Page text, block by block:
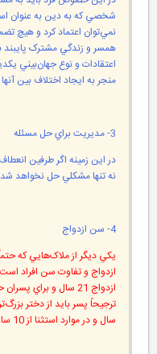
شخصي که به دين به عنوان
نمي‌توان اعتماد کرد و هيچ
همسر و زندگي مشترک پايبند
اعتقادات و نوع جهان‌بيني
منجر به ايجاد اختلاف بين آنها
در اين زمينه اگر طرفين
نه تنها مشکلي حل نخواهد شد،
يکي ديگر از ملاک‌هايي که حتماً
ازدواج و تفاوت سن افراد است
ترجيحاً پسر بايد از دختر
سال و در موارد استثنا از 10 سال بيشتر نباشد.